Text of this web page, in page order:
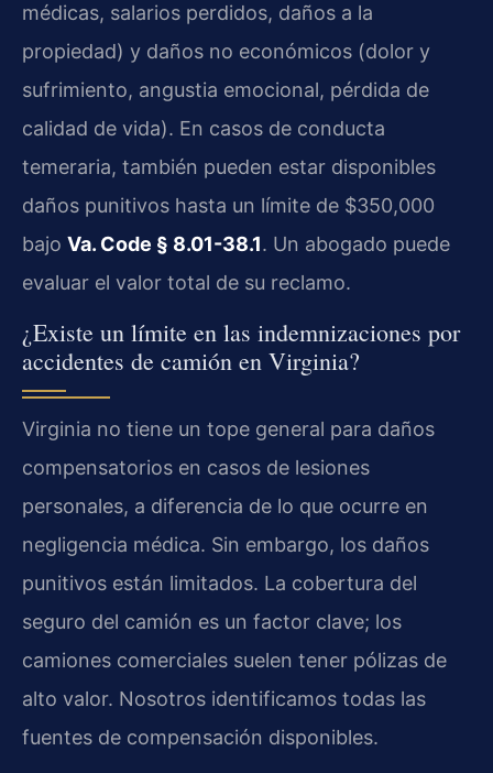
médicas, salarios perdidos, daños a la
propiedad) y daños no económicos (dolor y
sufrimiento, angustia emocional, pérdida de
calidad de vida). En casos de conducta
temeraria, también pueden estar disponibles
daños punitivos hasta un límite de $350,000
bajo Va. Code § 8.01-38.1. Un abogado puede
evaluar el valor total de su reclamo.
¿Existe un límite en las indemnizaciones por
accidentes de camión en Virginia?
Virginia no tiene un tope general para daños
compensatorios en casos de lesiones
personales, a diferencia de lo que ocurre en
negligencia médica. Sin embargo, los daños
punitivos están limitados. La cobertura del
seguro del camión es un factor clave; los
camiones comerciales suelen tener pólizas de
alto valor. Nosotros identificamos todas las
fuentes de compensación disponibles.